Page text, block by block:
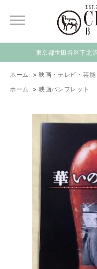
東京都世田谷区下北
ホーム > 映画・テレビ・芸能
ホーム
> 映画パンフレット